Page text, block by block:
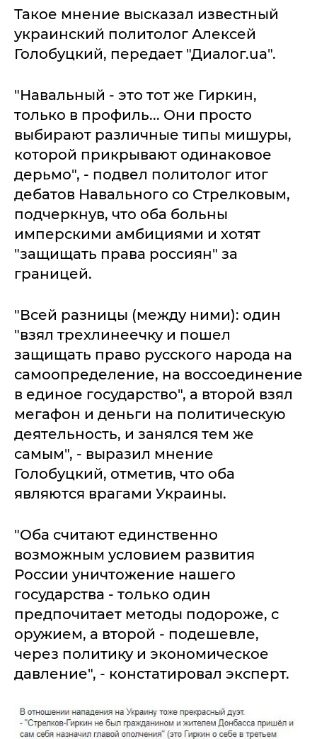
Такое мнение высказал известный
украинский политолог Алексей
Голобуцкий, передает "Диалог.ua".
"Навальный - это тот же Гиркин,
только в профиль... Они просто
выбирают различные типы мишуры,
которой прикрывают одинаковое
дерьмо", - подвел политолог итог
дебатов Навального со Стрелковым,
подчеркнув, что оба больны
имперскими амбициями и хотят
"защищать права россиян" за
границей.
"Всей разницы (между ними): один
"взял трехлинеечку и пошел
защищать право русского народа на
самоопределение, на воссоединение
в единое государство", а второй взял
мегафон и деньги на политическую
деятельность, и занялся тем же
самым", - выразил мнение
Голобуцкий, отметив, что оба
являются врагами Украины.
"Оба считают единственно
возможным условием развития
России уничтожение нашего
государства - только один
предпочитает методы подороже, с
оружием, а второй - подешевле,
через политику и экономическое
давление", - констатировал эксперт.